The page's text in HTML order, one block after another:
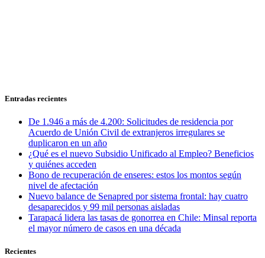
Entradas recientes
De 1.946 a más de 4.200: Solicitudes de residencia por
Acuerdo de Unión Civil de extranjeros irregulares se
duplicaron en un año
¿Qué es el nuevo Subsidio Unificado al Empleo? Beneficios
y quiénes acceden
Bono de recuperación de enseres: estos los montos según
nivel de afectación
Nuevo balance de Senapred por sistema frontal: hay cuatro
desaparecidos y 99 mil personas aisladas
Tarapacá lidera las tasas de gonorrea en Chile: Minsal reporta
el mayor número de casos en una década
Recientes